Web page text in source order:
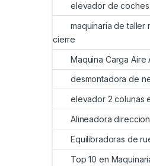
elevador de
maquinaria de taller
cierre
Maquina Carga
desmontadora de
elevador 2 colunas
Alineadora direccion
Equilibradoras de
Top 10 en